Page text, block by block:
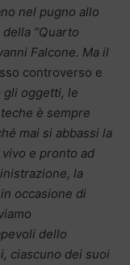
nel pugno allo
“Quarto
Falcone. Ma il
controverso e
gli oggetti, le
è sempre
mai si abbassi la
e pronto ad
la
occasione di
dello
ciascuno dei suoi